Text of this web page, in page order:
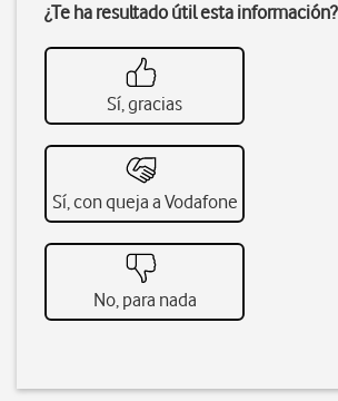
¿Te ha resultado útil esta información?
Sí, gracias
Sí, con queja a Vodafone
No, para nada